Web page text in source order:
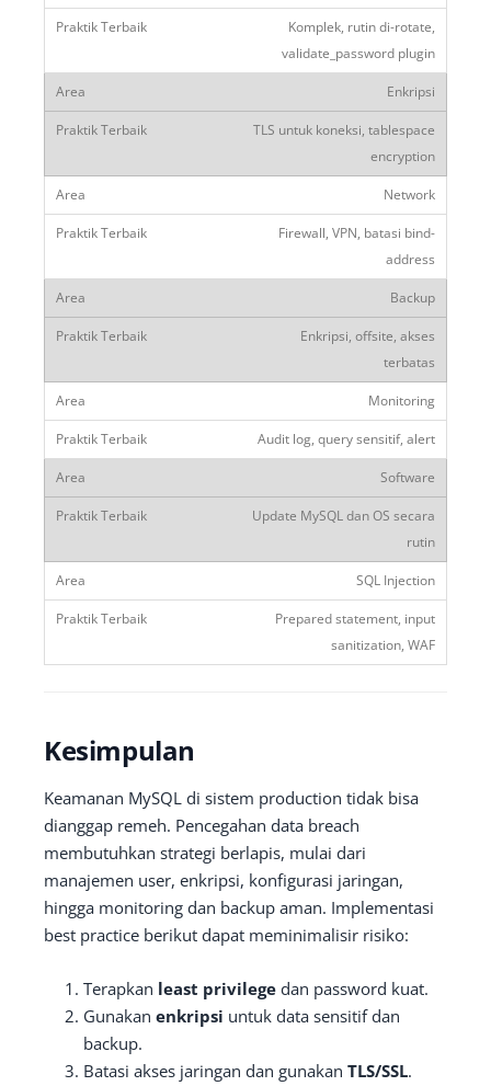
Komplek, rutin di-rotate,
validate_password plugin
Enkripsi
TLS untuk koneksi, tablespace
encryption
Network
Firewall, VPN, batasi bind-
address
Backup
Enkripsi, offsite, akses
terbatas
Monitoring
Audit log, query sensitif, alert
Software
Update MySQL dan OS secara
rutin
SQL Injection
Prepared statement, input
sanitization, WAF
Kesimpulan
Keamanan MySQL di sistem production tidak bisa
dianggap remeh. Pencegahan data breach
membutuhkan strategi berlapis, mulai dari
manajemen user, enkripsi, konfigurasi jaringan,
hingga monitoring dan backup aman. Implementasi
best practice berikut dapat meminimalisir risiko:
Terapkan least privilege dan password kuat.
Gunakan enkripsi untuk data sensitif dan
backup.
Batasi akses jaringan dan gunakan TLS/SSL.